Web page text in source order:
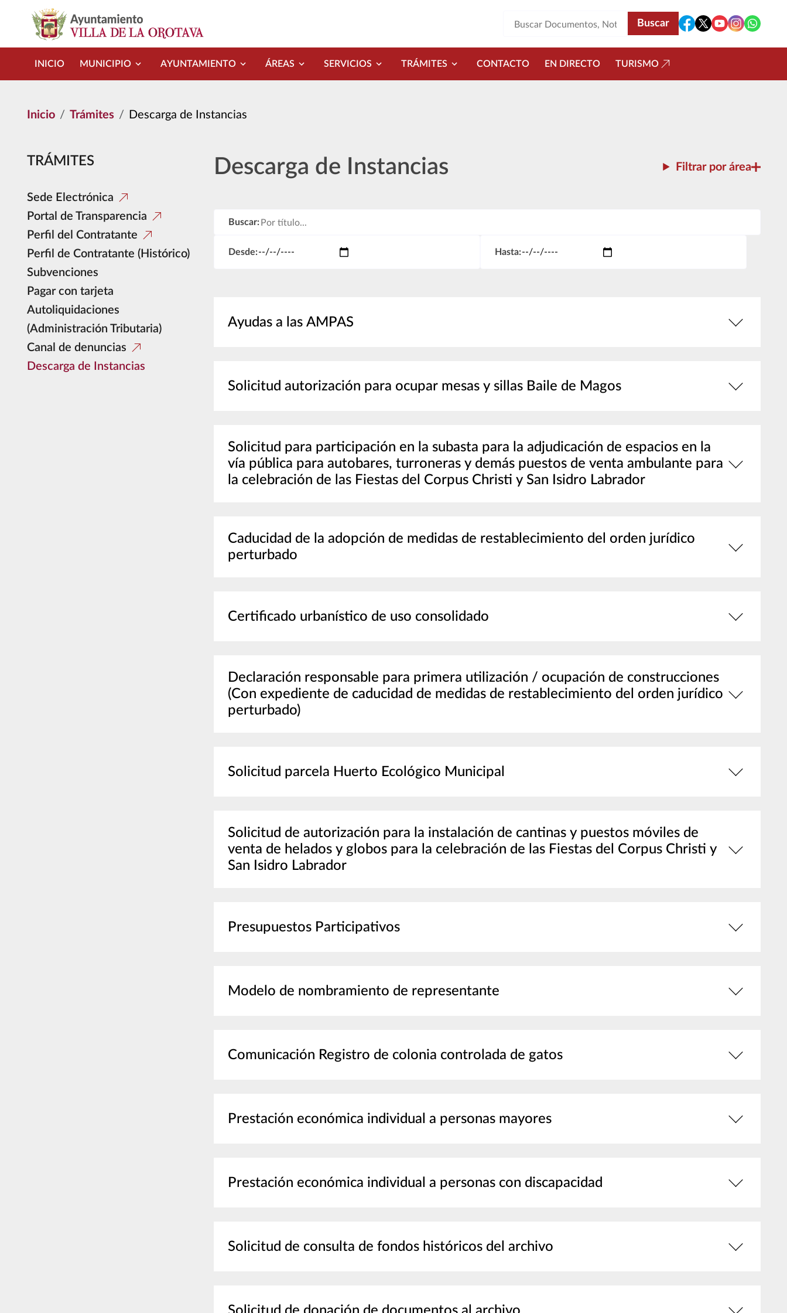
INICIO MUNICIPIO AYUNTAMIENTO ÁREAS SERVICIOS TRÁMITES CONTACTO EN DIRECTO TURISMO
Inicio Trámites Descarga de Instancias
TRÁMITES
Sede Electrónica
Portal de Transparencia
Perfil del Contratante
Perfil de Contratante (Histórico)
Subvenciones
Pagar con tarjeta
Autoliquidaciones
(Administración Tributaria)
Canal de denuncias
Descarga de Instancias
Descarga de Instancias Filtrar por área
Buscar:
Desde: Hasta:
Ayudas a las AMPAS
Solicitud autorización para ocupar mesas y sillas Baile de Magos
Solicitud para participación en la subasta para la adjudicación de espacios en la
vía pública para autobares, turroneras y demás puestos de venta ambulante para
la celebración de las Fiestas del Corpus Christi y San Isidro Labrador
Caducidad de la adopción de medidas de restablecimiento del orden jurídico
perturbado
Certificado urbanístico de uso consolidado
Declaración responsable para primera utilización / ocupación de construcciones
(Con expediente de caducidad de medidas de restablecimiento del orden jurídico
perturbado)
Solicitud parcela Huerto Ecológico Municipal
Solicitud de autorización para la instalación de cantinas y puestos móviles de
venta de helados y globos para la celebración de las Fiestas del Corpus Christi y
San Isidro Labrador
Presupuestos Participativos
Modelo de nombramiento de representante
Comunicación Registro de colonia controlada de gatos
Prestación económica individual a personas mayores
Prestación económica individual a personas con discapacidad
Solicitud de consulta de fondos históricos del archivo